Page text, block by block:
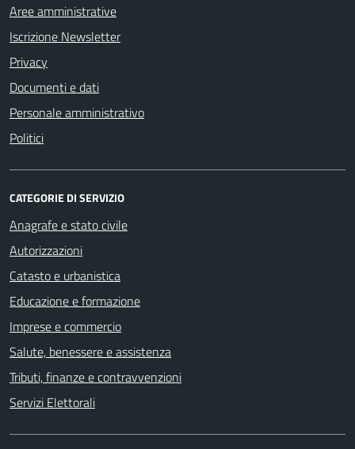
Aree amministrative
Iscrizione Newsletter
Privacy
Documenti e dati
Personale amministrativo
Politici
CATEGORIE DI SERVIZIO
Anagrafe e stato civile
Autorizzazioni
Catasto e urbanistica
Educazione e formazione
Imprese e commercio
Salute, benessere e assistenza
Tributi, finanze e contravvenzioni
Servizi Elettorali